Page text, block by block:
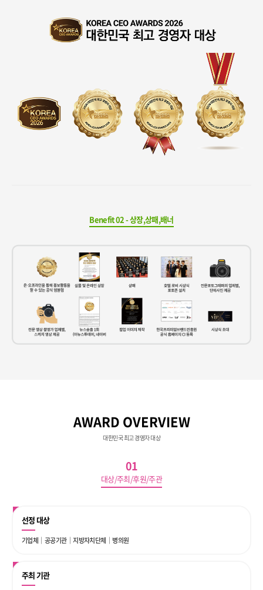
Benefit 02 - 상장,상패,배너
AWARD OVERVIEW
대한민국 최고 경영자 대상
01
대상/주최/후원/주관
선정 대상
기업체｜공공기관｜지방자치단체｜병의원
주최 기관